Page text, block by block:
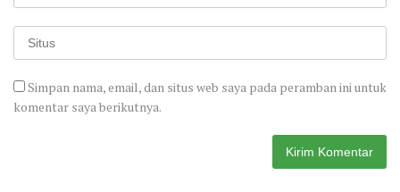
Simpan nama, email, dan situs web saya pada peramban ini untuk
komentar saya berikutnya.